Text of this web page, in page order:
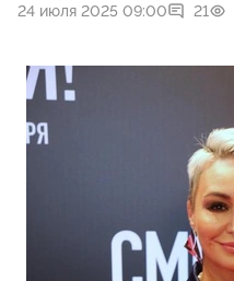
24 июля 2025 09:00 21